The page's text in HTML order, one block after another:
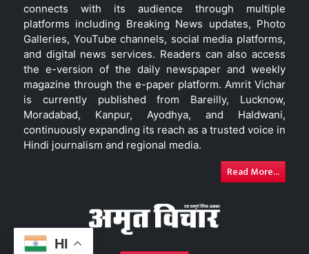
HI
connects with its audience through multiple
platforms including Breaking News updates, Photo
Galleries, YouTube channels, social media platforms,
and digital news services. Readers can also access
the e-version of the daily newspaper and weekly
magazine through the e-paper platform. Amrit Vichar
is currently published from Bareilly, Lucknow,
Moradabad, Kanpur, Ayodhya, and Haldwani,
continuously expanding its reach as a trusted voice in
Hindi journalism and regional media.
Read More...